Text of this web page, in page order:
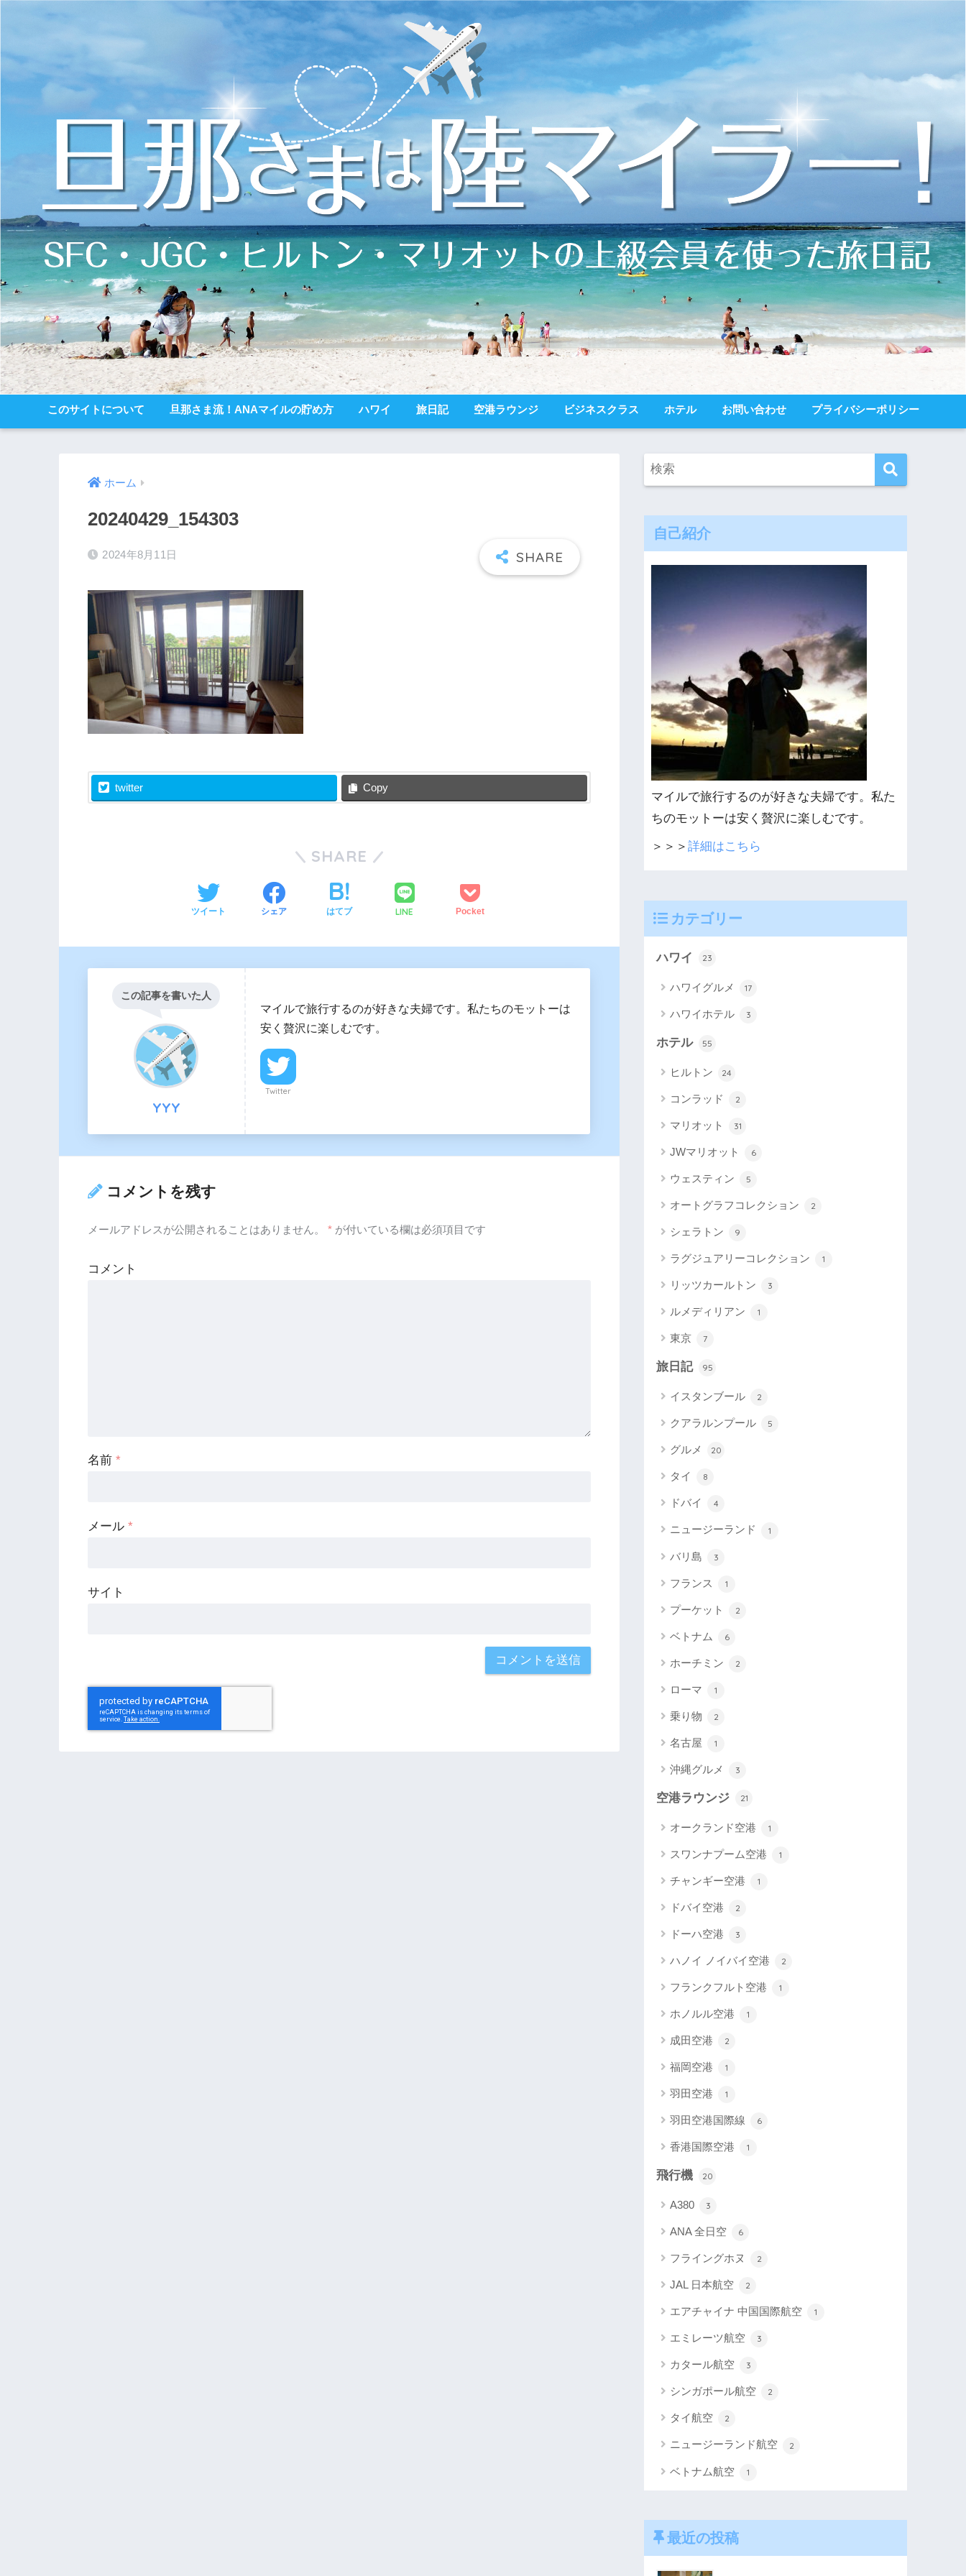
このサイトについて 旦那さま流！ANAマイルの貯め方 ハワイ 旅日記 空港ラウンジ ビジネスクラス ホテル お問い合わせ プライバシーポリシー
ホーム
20240429_154303
2024年8月11日
twitter Copy
SHARE
ツイート シェア はてブ LINE Pocket
この記事を書いた人
YYY
マイルで旅行するのが好きな夫婦です。私たちのモットーは
安く贅沢に楽しむです。
Twitter
コメントを残す
メールアドレスが公開されることはありません。 * が付いている欄は必須項目です
コメント
名前 *
メール *
サイト
自己紹介
マイルで旅行するのが好きな夫婦です。私た
ちのモットーは安く贅沢に楽しむです。
＞＞＞詳細はこちら
カテゴリー
ハワイ 23
ハワイグルメ 17
ハワイホテル 3
ホテル 55
ヒルトン 24
コンラッド 2
マリオット 31
JWマリオット 6
ウェスティン 5
オートグラフコレクション 2
シェラトン 9
ラグジュアリーコレクション 1
リッツカールトン 3
ルメディリアン 1
東京 7
旅日記 95
イスタンブール 2
クアラルンプール 5
グルメ 20
タイ 8
ドバイ 4
ニュージーランド 1
バリ島 3
フランス 1
プーケット 2
ベトナム 6
ホーチミン 2
ローマ 1
乗り物 2
名古屋 1
沖縄グルメ 3
空港ラウンジ 21
オークランド空港 1
スワンナプーム空港 1
チャンギー空港 1
ドバイ空港 2
ドーハ空港 3
ハノイ ノイバイ空港 2
フランクフルト空港 1
ホノルル空港 1
成田空港 2
福岡空港 1
羽田空港 1
羽田空港国際線 6
香港国際空港 1
飛行機 20
A380 3
ANA 全日空 6
フライングホヌ 2
JAL 日本航空 2
エアチャイナ 中国国際航空 1
エミレーツ航空 3
カタール航空 3
シンガポール航空 2
タイ航空 2
ニュージーランド航空 2
ベトナム航空 1
最近の投稿